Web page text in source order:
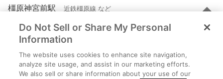
橿原神宮前駅 近鉄橿原線 など
橿原市久米町６１８
このページの店舗から 2.3 km
ルート
を見る
橿原神宮西口駅 近鉄南大阪線
橿原市西池尻町３７６-２
Do Not Sell or Share My Personal
Information
The website uses cookies to enhance site navigation,
analyze site usage, and assist in our marketing efforts.
We also sell or share information about your use of our